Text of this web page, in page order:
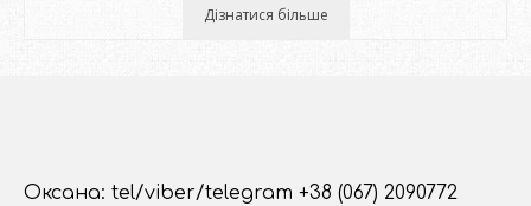
Дізнатися більше
Оксана: tel/viber/telegram +38 (067) 2090772